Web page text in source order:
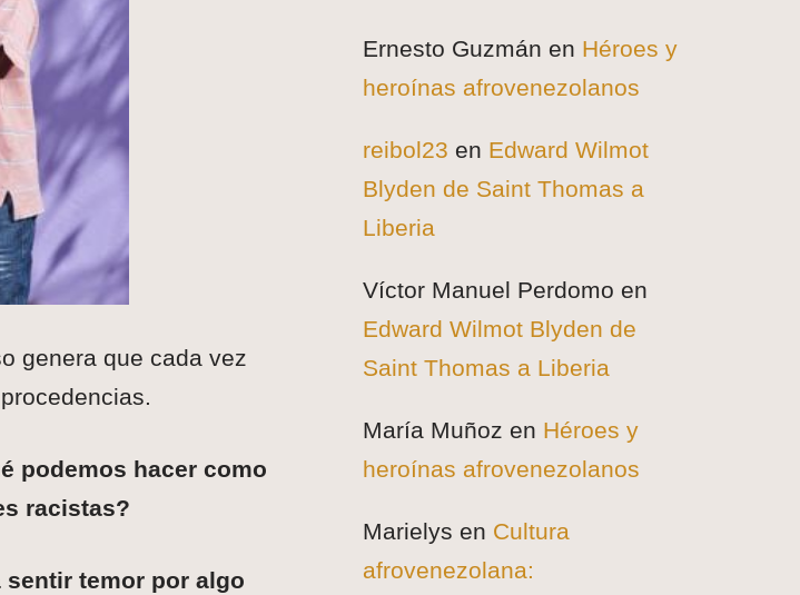
genera que cada vez
podemos hacer como
racistas?
temor por algo
Ernesto Guzmán en Héroes y
heroínas afrovenezolanos
reibol23 en Edward Wilmot
Blyden de Saint Thomas a
Liberia
Víctor Manuel Perdomo en
Edward Wilmot Blyden de
Saint Thomas a Liberia
María Muñoz en Héroes y
heroínas afrovenezolanos
Marielys en Cultura
afrovenezolana: